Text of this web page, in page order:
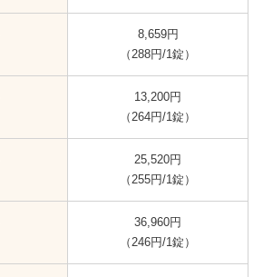
8,659円
（288円/1錠）
13,200円
（264円/1錠）
25,520円
（255円/1錠）
36,960円
（246円/1錠）